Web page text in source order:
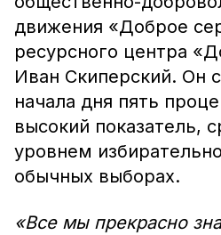
движения «Доброе
ресурсного центра
Иван Скиперский. Он
начала дня пять
высокий показатель,
уровнем
обычных выборах.
«Все мы прекрасно